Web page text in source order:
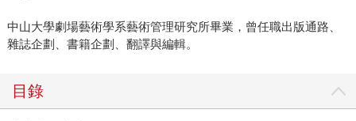
中山大學劇場藝術學系藝術管理研究所畢業，曾任職出版通路、
雜誌企劃、書籍企劃、翻譯與編輯。
目錄